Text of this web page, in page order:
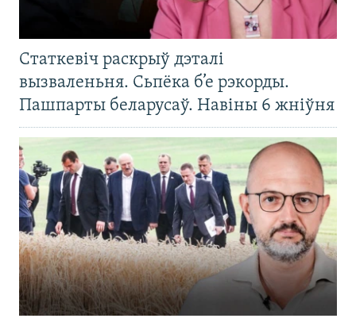
Статкевіч раскрыў дэталі
вызваленьня. Сьпёка б’е рэкорды.
Пашпарты беларусаў. Навіны 6 жніўня